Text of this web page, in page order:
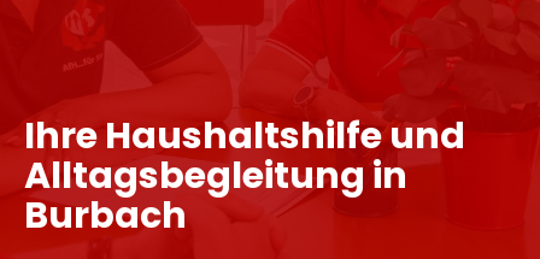
Ihre Haushaltshilfe und
Alltagsbegleitung in
Burbach